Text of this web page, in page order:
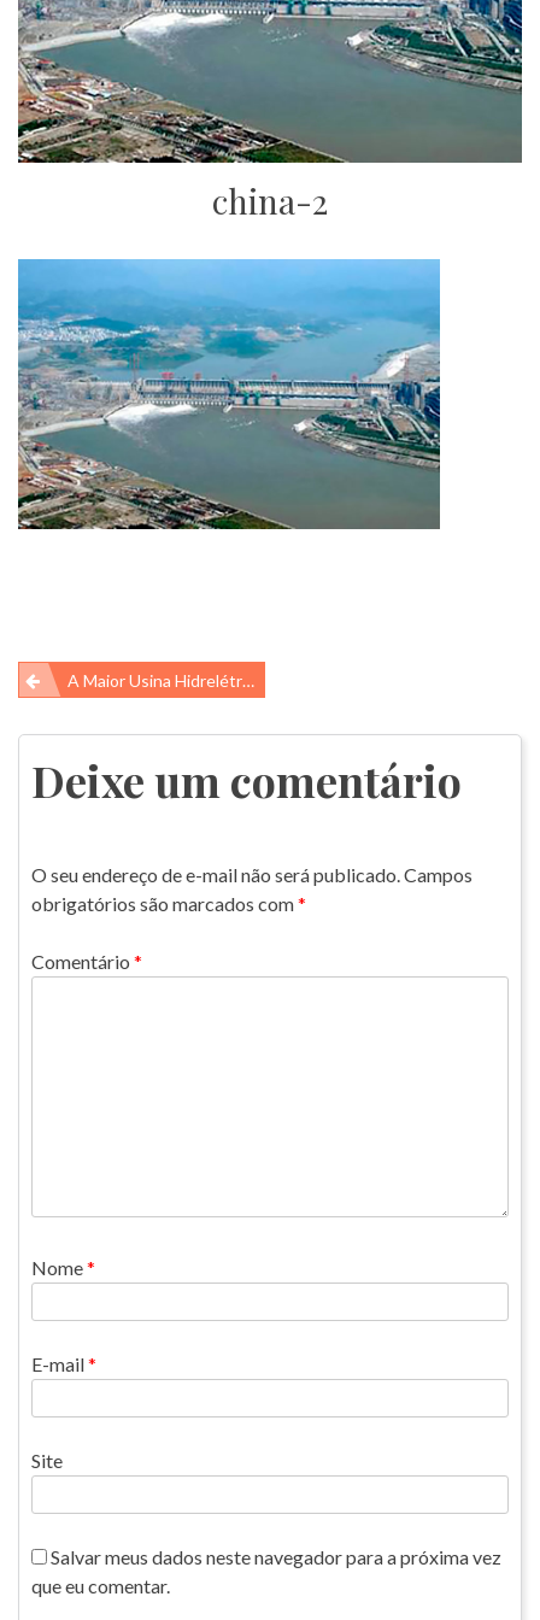
china-2
Navegação
de
Post
A Maior Usina Hidrelétrica Do Mundo E A Rotação Da Terra
Deixe um comentário
O seu endereço de e-mail não será publicado.Campos
obrigatórios são marcados com*
Comentário *
Nome*
E-mail*
Site
Salvar meus dados neste navegador para a próxima vez
que eu comentar.